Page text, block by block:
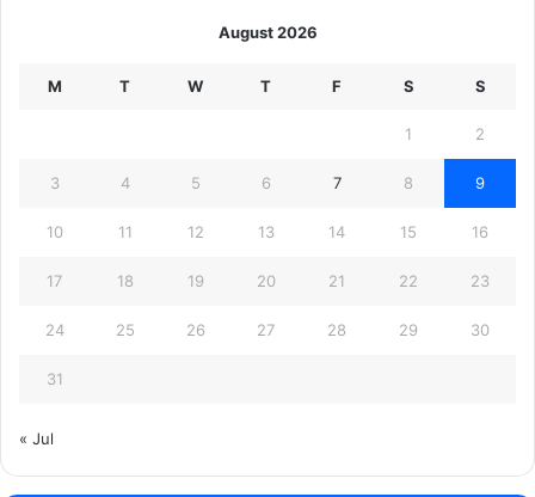
August 2026
M T W T F S S
1 2
3 4 5 6 7 8 9
10 11 12 13 14 15 16
17 18 19 20 21 22 23
24 25 26 27 28 29 30
31
« Jul